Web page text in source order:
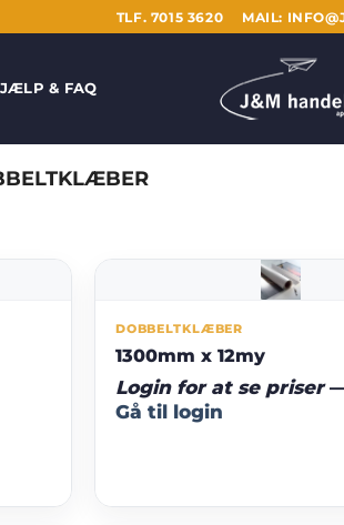
TLF. 7015 3620 MAIL:
& FAQ
DOBBELTKLÆBER
1300mm x 12my
Login for at se priser
Gå til login